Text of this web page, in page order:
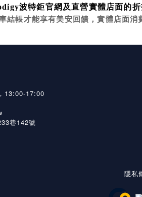
波特鉅官網及直營實體店面的折
結帳才能享有美安回饋，實體店面消
13:00-17:00
巷142號
隱私